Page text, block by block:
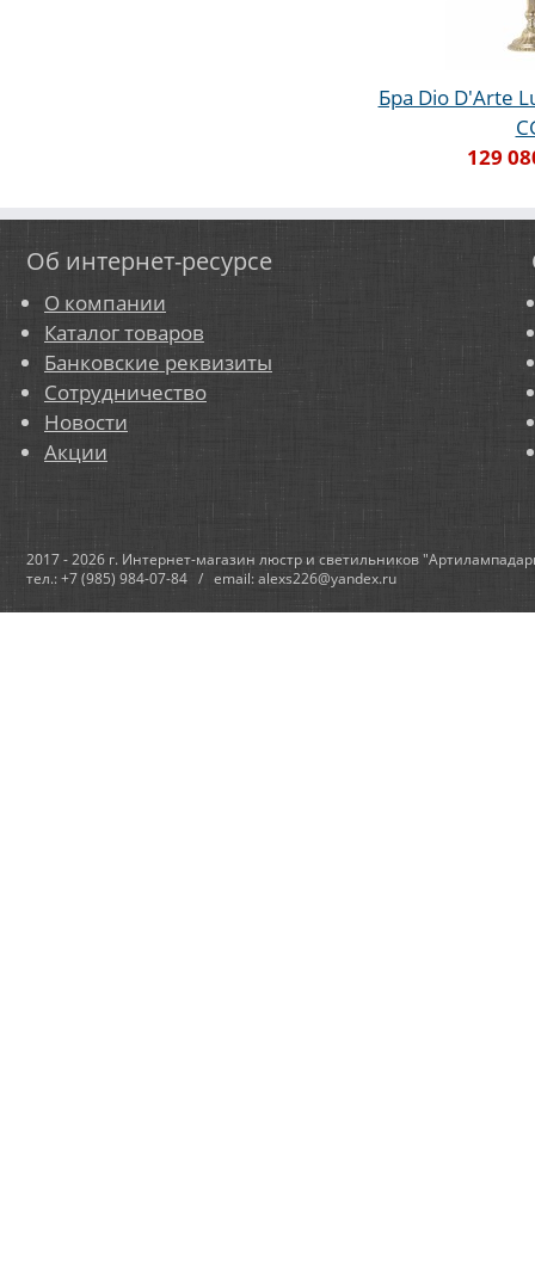
Бра Dio D'Arte
129
Об интернет-ресурсе
О компании
Каталог товаров
Банковские реквизиты
Сотрудничество
Новости
Акции
2017 - 2026 г. Интернет-магазин люстр и светильников
тел.: +7 (985) 984-07-84 / email: alexs226@yandex.ru